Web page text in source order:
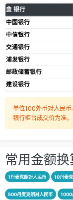
银行
中国银行
中信银行
交通银行
浦发银行
邮政储蓄银行
建设银行
单位100外币对人民
银行柜台成交价为准。
常用金额换
1丹麦克朗对人民币 10丹麦
500丹麦克朗对人民币 1000